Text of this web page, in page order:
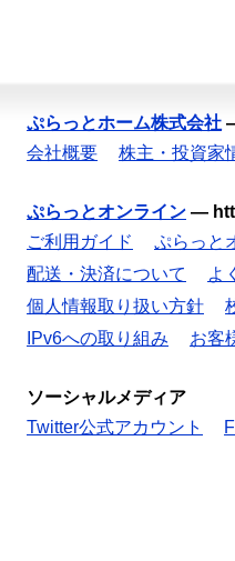
ぷらっとホーム株式会社
会社概要
株主・投資家
ぷらっとオンライン —
ご利用ガイド
ぷらっと
配送・決済について
よ
個人情報取り扱い方針
IPv6への取り組み
お客
ソーシャルメディア
Twitter公式アカウント